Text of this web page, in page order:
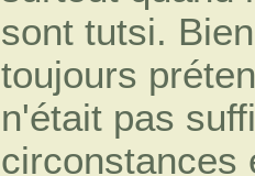
sont tutsi.
toujours
n'était pas
circonstances